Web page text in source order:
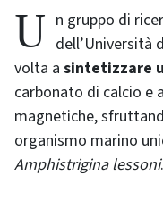
Un gruppo di ricercatori guidato da studiosi dell’Università
volta a sintetizzare
carbonato di calcio e
magnetiche,
organismo marino
Amphistrigina lessoni.